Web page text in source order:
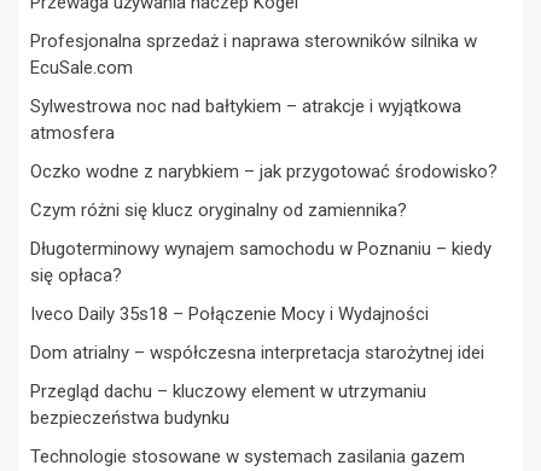
Profesjonalna sprzedaż i naprawa sterowników silnika w
EcuSale.com
Sylwestrowa noc nad bałtykiem – atrakcje i wyjątkowa
atmosfera
Oczko wodne z narybkiem – jak przygotować środowisko?
Czym różni się klucz oryginalny od zamiennika?
Długoterminowy wynajem samochodu w Poznaniu – kiedy
się opłaca?
Iveco Daily 35s18 – Połączenie Mocy i Wydajności
Dom atrialny – współczesna interpretacja starożytnej idei
Przegląd dachu – kluczowy element w utrzymaniu
bezpieczeństwa budynku
Technologie stosowane w systemach zasilania gazem